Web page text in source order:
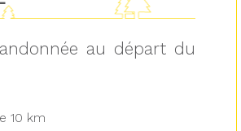
au départ du
10 km